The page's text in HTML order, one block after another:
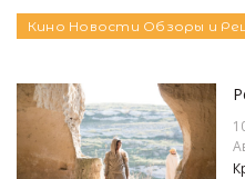
Кино Новости Обзоры и